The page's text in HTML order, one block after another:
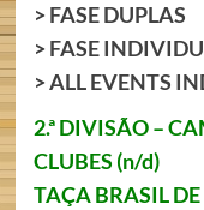
> FASE DUPLAS
> FASE
>ALL EVENTS
2.ª DIVISÃO –
CLUBES (n/d)
TAÇA BRASIL